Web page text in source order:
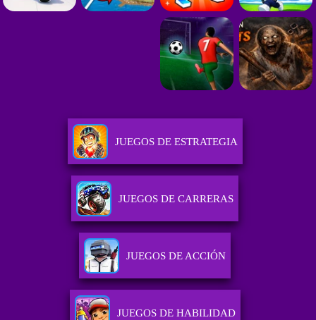
JUEGOS DE ESTRATEGIA
JUEGOS DE CARRERAS
JUEGOS DE ACCIÓN
JUEGOS DE HABILIDAD